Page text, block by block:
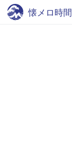
懐メロ時